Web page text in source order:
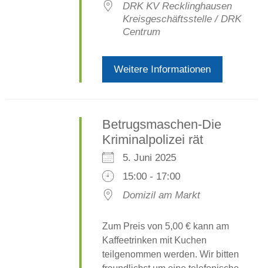
DRK KV Recklinghausen
Kreisgeschäftsstelle / DRK
Centrum
Weitere Informationen
Betrugsmaschen-Die
Kriminalpolizei rät
5. Juni 2025
15:00 - 17:00
Domizil am Markt
Zum Preis von 5,00 € kann am
Kaffeetrinken mit Kuchen
teilgenommen werden. Wir bitten